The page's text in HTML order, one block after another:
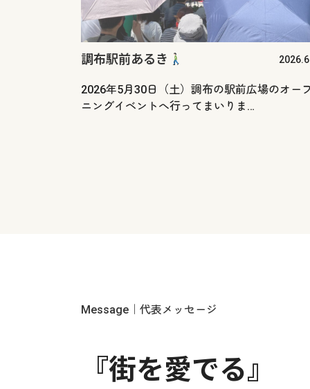
調布駅前あるき
2026年5月30日（土）調布の駅前広場のオー
ニングイベントへ行ってまいりま…
Message｜代表メッセージ
『街を愛でる』